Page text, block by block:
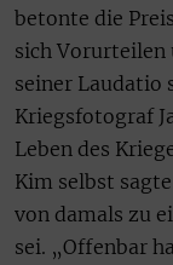
betonte die
sich Vorurteilen
seiner Laudatio
Kriegsfotograf
Leben des
Kim selbst
von damals zu
sei. „Offenbar